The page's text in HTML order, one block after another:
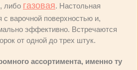
, либо газовая. Настольная
с варочной поверхностью и,
эффективно. Встречаются
от одной до трех штук.
ассортимента, именно ту